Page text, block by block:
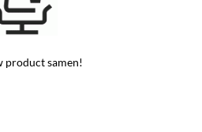
product samen!